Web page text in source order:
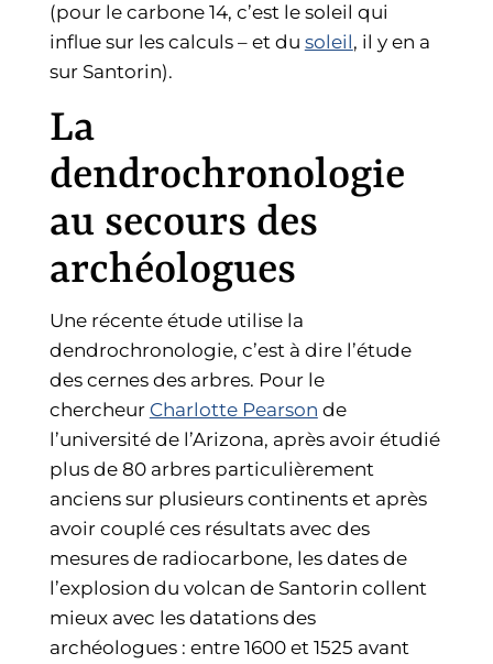
(pour le carbone 14, c’est le soleil qui
influe sur les calculs – et du soleil, il y en a
sur Santorin).
La
dendrochronologie
au secours des
archéologues
Une récente étude utilise la
dendrochronologie, c’est à dire l’étude
des cernes des arbres. Pour le
chercheur Charlotte Pearson de
l’université de l’Arizona, après avoir étudié
plus de 80 arbres particulièrement
anciens sur plusieurs continents et après
avoir couplé ces résultats avec des
mesures de radiocarbone, les dates de
l’explosion du volcan de Santorin collent
mieux avec les datations des
archéologues : entre 1600 et 1525 avant